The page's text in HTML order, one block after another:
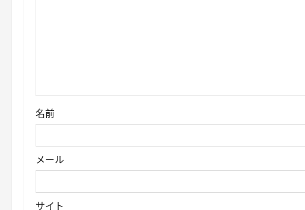
名前
メール
サイト